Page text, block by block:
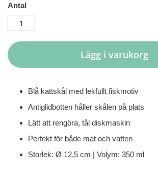
Antal
Lägg i varukorg
Blå kattskål med lekfullt fiskmotiv
Antiglidbotten håller skålen på plats
Lätt att rengöra, tål diskmaskin
Perfekt för både mat och vatten
Storlek: Ø 12,5 cm | Volym: 350 ml